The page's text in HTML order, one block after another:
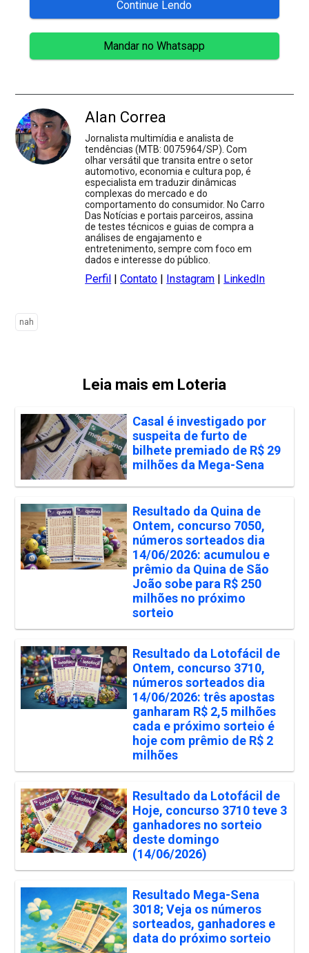
Continue Lendo
Mandar no Whatsapp
Alan Correa
Jornalista multimídia e analista de
tendências (MTB: 0075964/SP). Com
olhar versátil que transita entre o setor
automotivo, economia e cultura pop, é
especialista em traduzir dinâmicas
complexas do mercado e do
comportamento do consumidor. No Carro
Das Notícias e portais parceiros, assina
de testes técnicos e guias de compra a
análises de engajamento e
entretenimento, sempre com foco em
dados e interesse do público.
Perfil |Contato | Instagram | LinkedIn
nah
Leia mais em Loteria
Casal é investigado por
suspeita de furto de
bilhete premiado de R$ 29
milhões da Mega-Sena
Resultado da Quina de
Ontem, concurso 7050,
números sorteados dia
14/06/2026: acumulou e
prêmio da Quina de São
João sobe para R$ 250
milhões no próximo
sorteio
Resultado da Lotofácil de
Ontem, concurso 3710,
números sorteados dia
14/06/2026: três apostas
ganharam R$ 2,5 milhões
cada e próximo sorteio é
hoje com prêmio de R$ 2
milhões
Resultado da Lotofácil de
Hoje, concurso 3710 teve 3
ganhadores no sorteio
deste domingo
(14/06/2026)
Resultado Mega-Sena
3018; Veja os números
sorteados, ganhadores e
data do próximo sorteio